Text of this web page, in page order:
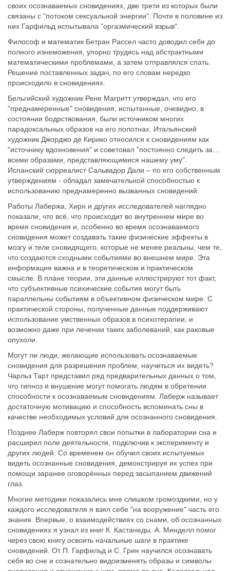
своих осознаваемых сновидениях, две трети из которых были
связаны с "потоком сексуальной энергии". Почти в половине из
них Гарфильд испытывала "оргазмический взрыв".
Философ и математик Бетран Рассел часто доводил себя до
полного изнеможения, упорно трудясь над абстрактными
математическими проблемами, а затем отправлялся спать.
Решение поставленных задач, по его словам нередко
происходило в сновидениях.
Бельгийский художник Рене Магритт утверждал, что его
"преднамеренные" сновидения, испытанные, очевидно, в
состоянии бодрствования, были источником многих
парадоксальных образов на его полотнах. Итальянский
художник Джорджо де Кирико относился к сновидениям как
"источнику вдохновения" и советовал "постоянно следить за…
всеми образами, представляющимися нашему уму".
Испанский сюрреалист Сальвадор Дали – по его собственным
утверждениям - обладал замечательной способностью к
использованию преднамеренно вызванных сновидений.
Работы Лабержа, Хирн и других исследователей наглядно
показали, что всё, что происходит во внутреннем мире во
время сновидения и, особенно во время осознаваемого
сновидения может создавать такие физические эффекты в
мозгу и теле сновидящего, которые не менее реальны, чем те,
что создаются сходными событиями во внешнем мире. Эта
информация важна и в теоретическом и практическом
смысле. В плане теории, эти данные иллюстрируют тот факт,
что субъективные психические события могут быть
параллельны событиям в объективном физическом мире. С
практической стороны, полученные данные поддерживают
использование умственных образов в психотерапии, и
возможно даже при лечении таких заболеваний, как раковые
опухоли.
Могут ли люди, желающие использовать осознаваемые
сновидения для разрешения проблем, научиться их видеть?
Чарльз Тарт представил ряд предварительных данных о том,
что гипноз и внушение могут помогать людям в обретении
способности к осознаваемым сновидениям. Лаберж называет
достаточную мотивацию и способность вспоминать сны в
качестве необходимых условий для осознанного сновидения.
Позднее Лаберж повторял свои попытки в лаборатории сна и
расширил поле деятельности, подключив к эксперименту и
других людей. Со временем он обучил своих испытуемых
видеть осознанные сновидения, демонстрируя их успех при
помощи заранее оговорённых перед засыпанием движений
глаз.
Многие методики показались мне слишком громоздкими, но у
каждого исследователя я взял себе "на вооружение" часть его
знания. Впервые, о взаимодействиях со снами, об осознанных
сновидениях я узнал из книг К. Кастанеды. А. Минделл помог
через свою книгу освоить начальные шаги в практике
сновидений. От П. Гарфильд и С. Грин научился осознавать
себя во сне и сознательно видоизменять образы и символы